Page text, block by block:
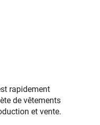
rapidement
de vêtements
et vente.